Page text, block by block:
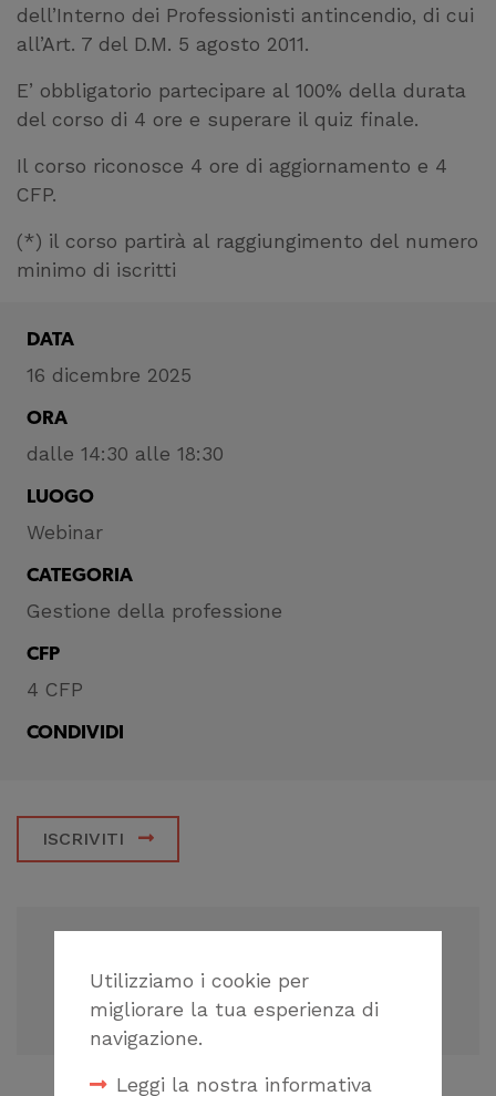
Utilizziamo i cookie per
migliorare la tua esperienza di
navigazione.
Leggi la nostra informativa
dell’Interno dei Professionisti antincendio, di cui
all’Art. 7 del D.M. 5 agosto 2011.
E’ obbligatorio partecipare al 100% della durata
del corso di 4 ore e superare il quiz finale.
Il corso riconosce 4 ore di aggiornamento e 4
CFP.
(*) il corso partirà al raggiungimento del numero
minimo di iscritti
DATA
16 dicembre 2025
ORA
dalle 14:30 alle 18:30
LUOGO
Webinar
CATEGORIA
Gestione della professione
CFP
4 CFP
CONDIVIDI
ISCRIVITI
+ ICAL EXPORT